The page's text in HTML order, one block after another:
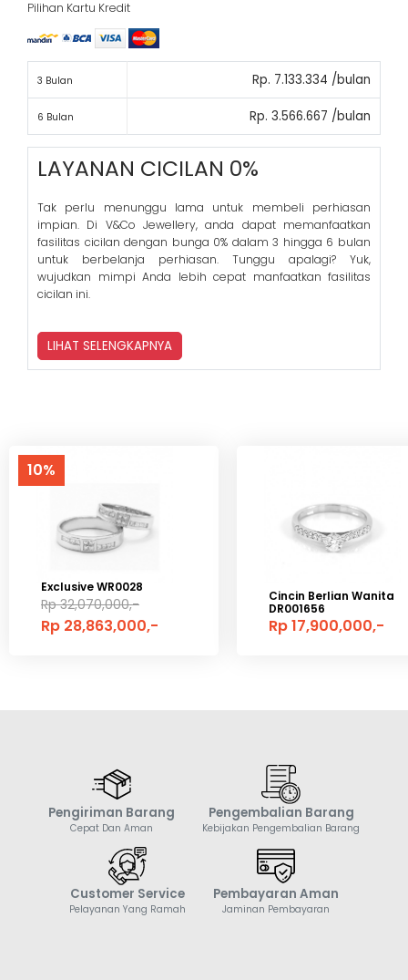
Pilihan Kartu Kredit
3 Bulan Rp. 7.133.334 /bulan
6 Bulan Rp. 3.566.667 /bulan
LAYANAN CICILAN 0%
Tak perlu menunggu lama untuk membeli perhiasan
impian. Di V&Co Jewellery, anda dapat memanfaatkan
fasilitas cicilan dengan bunga 0% dalam 3 hingga 6 bulan
untuk berbelanja perhiasan. Tunggu apalagi? Yuk,
wujudkan mimpi Anda lebih cepat manfaatkan fasilitas
cicilan ini.
LIHAT SELENGKAPNYA
10%
Exclusive WR0028
Rp 32,070,000,-
Rp 28,863,000,-
Cincin Berlian Wanita
DR001656
Rp 17,900,000,-
Pengiriman Barang
Cepat Dan Aman
Pengembalian Barang
Kebijakan Pengembalian Barang
Customer Service
Pelayanan Yang Ramah
Pembayaran Aman
Jaminan Pembayaran